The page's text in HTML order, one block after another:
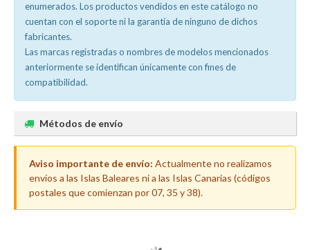
enumerados. Los productos vendidos en este catálogo no
cuentan con el soporte ni la garantía de ninguno de dichos
fabricantes.
Las marcas registradas o nombres de modelos mencionados
anteriormente se identifican únicamente con fines de
compatibilidad.
Métodos de envío
Aviso importante de envío: Actualmente no realizamos
envíos a las Islas Baleares ni a las Islas Canarias (códigos
postales que comienzan por 07, 35 y 38).